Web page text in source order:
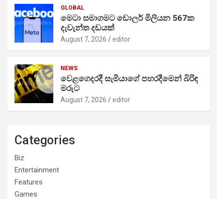
GLOBAL
මෙටා සමාගමට ඩොලර් මිලියන 567ක
දැවැන්ත දඩයක්
August 7, 2026 editor
NEWS
වෙළගෙදරදී සැමියාගේ පහරදීමෙන් බිරිඳ
මරුට
August 7, 2026 editor
Categories
Biz
Entertainment
Features
Games